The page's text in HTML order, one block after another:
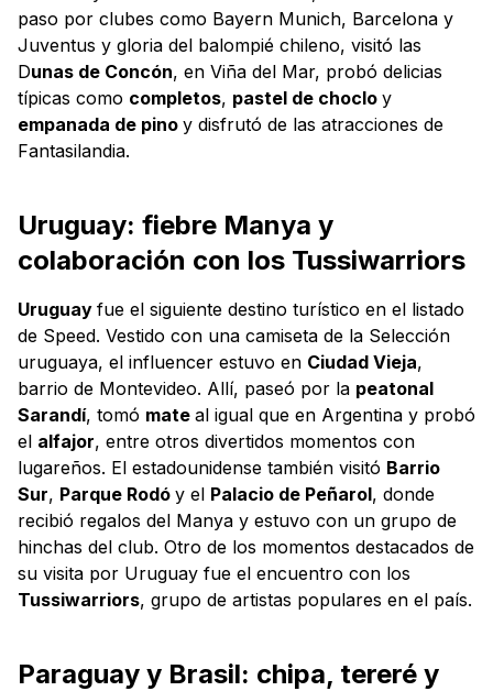
paso por clubes como Bayern Munich, Barcelona y
Juventus y gloria del balompié chileno, visitó las
Dunas de Concón, en Viña del Mar, probó delicias
típicas como completos, pastel de choclo y
empanada de pino y disfrutó de las atracciones de
Fantasilandia.
Uruguay: fiebre Manya y
colaboración con los Tussiwarriors
Uruguay fue el siguiente destino turístico en el listado
de Speed. Vestido con una camiseta de la Selección
uruguaya, el influencer estuvo en Ciudad Vieja,
barrio de Montevideo. Allí, paseó por la peatonal
Sarandí, tomó mate al igual que en Argentina y probó
el alfajor, entre otros divertidos momentos con
lugareños. El estadounidense también visitó Barrio
Sur, Parque Rodó y el Palacio de Peñarol, donde
recibió regalos del Manya y estuvo con un grupo de
hinchas del club. Otro de los momentos destacados de
su visita por Uruguay fue el encuentro con los
Tussiwarriors, grupo de artistas populares en el país.
Paraguay y Brasil: chipa, tereré y